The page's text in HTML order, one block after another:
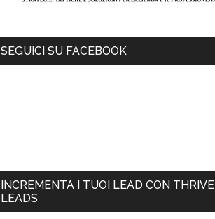
SEGUICI SU FACEBOOK
INCREMENTA I TUOI LEAD CON THRIVE
LEADS